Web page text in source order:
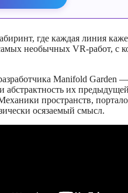
где каждая линия
необычных VR-работ, с
Manifold Garden
абстрактность их
пространств,
осязаемый смысл.